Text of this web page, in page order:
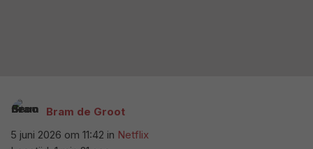
Bram de Groot
5 juni 2026 om 11:42 in Netflix